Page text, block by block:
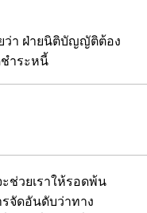
ว่า ฝ่ายนิติบัญญัติต้อง
ชำระหนี้
ช่วยเราให้รอดพ้น
จัดอันดับว่าทาง